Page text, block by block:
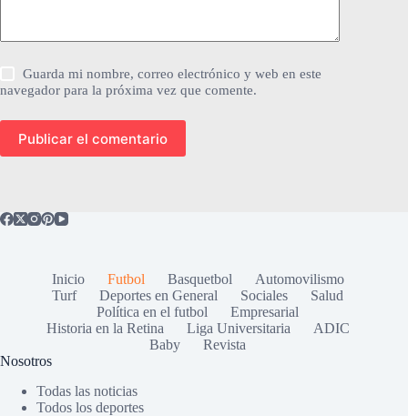
Guarda mi nombre, correo electrónico y web en este
navegador para la próxima vez que comente.
Publicar el comentario
Inicio Futbol Basquetbol
Automovilismo
Turf
Deportes en General Sociales
Salud
Política en el futbol
Empresarial
Historia en la Retina
Liga Universitaria
ADIC
Baby
Revista
Nosotros
Todas las noticias
Todos los deportes